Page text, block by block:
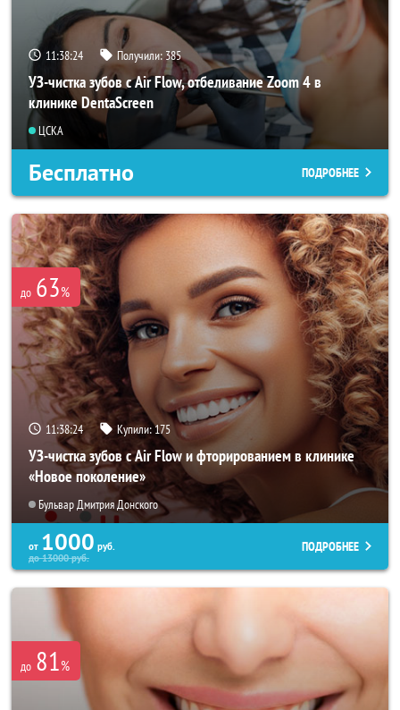
11:38:22 Получили:385
УЗ-чистка зубов с Air Flow, отбеливание Zoom 4 в
клинике DentaScreen
ЦСКА
Бесплатно ПОДРОБНЕЕ
до 63%
11:38:22 Купили:175
УЗ-чистка зубов с Air Flow и фторированием в клинике
«Новое поколение»
Бульвар Дмитрия Донского
от 1000 руб.
до13000руб.
ПОДРОБНЕЕ
до 81%